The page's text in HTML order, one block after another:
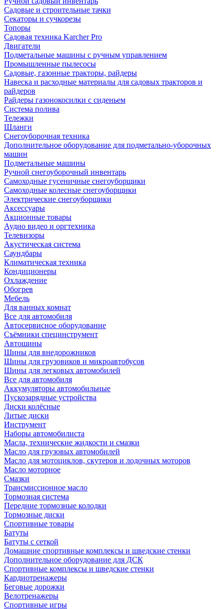
Садовые и строительные тачки
Секаторы и сучкорезы
Топоры
Садовая техника Karcher Pro
Двигатели
Подметальные машины с ручным управлением
Промышленные пылесосы
Садовые, газонные тракторы, райдеры
Навеска и расходные материалы для садовых тракторов и
райдеров
Райдеры газонокосилки с сиденьем
Система полива
Тележки
Шланги
Снегоуборочная техника
Дополнительное оборудование для подметально-уборочных
машин
Подметальные машины
Ручной снегоуборочный инвентарь
Самоходные гусеничные снегоуборщики
Самоходные колесные снегоуборщики
Электрические снегоуборщики
Аксессуары
Акционные товары
Аудио видео и оргтехника
Телевизоры
Акустическая система
Саундбары
Климатическая техника
Кондиционеры
Охлаждение
Обогрев
Мебель
Для ванных комнат
Все для автомобиля
Автосервисное оборудование
Съёмники специнструмент
Автошины
Шины для внедорожников
Шины для грузовиков и микроавтобусов
Шины для легковых автомобилей
Все для автомобиля
Аккумуляторы автомобильные
Пускозарядные устройства
Диски колёсные
Литые диски
Инструмент
Наборы автомобилиста
Масла, технические жидкости и смазки
Масло для грузовых автомобилей
Масло для мотоциклов, скутеров и лодочных моторов
Масло моторное
Смазки
Трансмиссионное масло
Тормозная система
Передние тормозные колодки
Тормозные диски
Спортивные товары
Батуты
Батуты с сеткой
Домашние спортивные комплексы и шведские стенки
Дополнительное оборудование для ДСК
Спортивные комплексы и шведские стенки
Кардиотренажеры
Беговые дорожки
Велотренажеры
Спортивные игры